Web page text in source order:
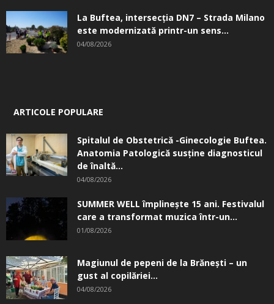
La Buftea, intersecţia DN7 – Strada Milano
este modernizată printr-un sens...
04/08/2026
ARTICOLE POPULARE
Spitalul de Obstetrică -Ginecologie Buftea.
Anatomia Patologică susţine diagnosticul
de înaltă...
04/08/2026
SUMMER WELL împlinește 15 ani. Festivalul
care a transformat muzica într-un...
01/08/2026
Magiunul de pepeni de la Brăneşti – un
gust al copilăriei...
04/08/2026